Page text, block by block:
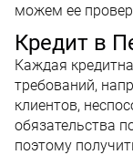
можем ее
Кредит в
Каждая
требований,
клиентов,
обязательства
поэтому